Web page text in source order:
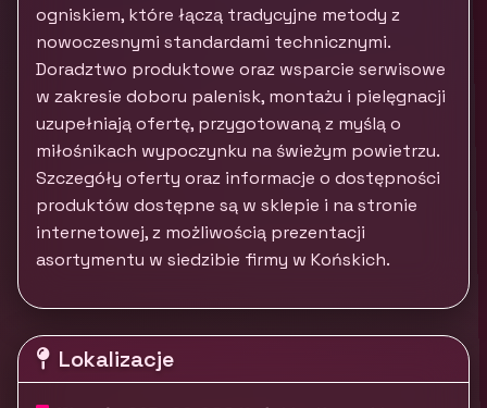
ogniskiem, które łączą tradycyjne metody z
nowoczesnymi standardami technicznymi.
Doradztwo produktowe oraz wsparcie serwisowe
w zakresie doboru palenisk, montażu i pielęgnacji
uzupełniają ofertę, przygotowaną z myślą o
miłośnikach wypoczynku na świeżym powietrzu.
Szczegóły oferty oraz informacje o dostępności
produktów dostępne są w sklepie i na stronie
internetowej, z możliwością prezentacji
asortymentu w siedzibie firmy w Końskich.
Lokalizacje